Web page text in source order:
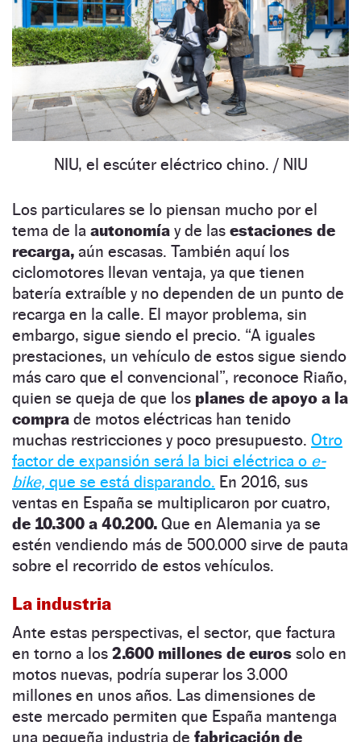
NIU, el escúter eléctrico chino. / NIU
Los particulares se lo piensan mucho por el
tema de la autonomía y de las estaciones de
recarga, aún escasas. También aquí los
ciclomotores llevan ventaja, ya que tienen
batería extraíble y no dependen de un punto de
recarga en la calle. El mayor problema, sin
embargo, sigue siendo el precio. “A iguales
prestaciones, un vehículo de estos sigue siendo
más caro que el convencional”, reconoce Riaño,
quien se queja de que los planes de apoyo a la
compra de motos eléctricas han tenido
muchas restricciones y poco presupuesto. Otro
factor de expansión será la bici eléctrica o e-
bike, que se está disparando. En 2016, sus
ventas en España se multiplicaron por cuatro,
de 10.300 a 40.200. Que en Alemania ya se
estén vendiendo más de 500.000 sirve de pauta
sobre el recorrido de estos vehículos.
La industria
Ante estas perspectivas, el sector, que factura
en torno a los 2.600 millones de euros solo en
motos nuevas, podría superar los 3.000
millones en unos años. Las dimensiones de
este mercado permiten que España mantenga
una pequeña industria de fabricación de